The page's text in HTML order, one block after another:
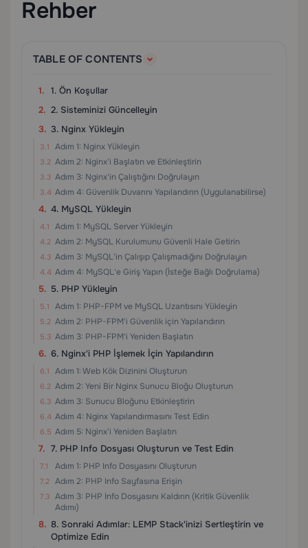
Rehber
TABLE OF CONTENTS
1. Ön Koşullar
2. Sisteminizi Güncelleyin
3. Nginx Yükleyin
Adım 1: Nginx Yükleyin
Adım 2: Nginx'i Başlatın ve Etkinleştirin
Adım 3: Nginx'in Çalıştığını Doğrulayın
Adım 4: Güvenlik Duvarını Yapılandırın (Uygulanabilirse)
4. MySQL Yükleyin
Adım 1: MySQL Server Yükleyin
Adım 2: MySQL Kurulumunu Güvenli Hale Getirin
Adım 3: MySQL'in Çalışıp Çalışmadığını Doğrulayın
Adım 4: MySQL'e Giriş Yapın (İsteğe Bağlı Doğrulama)
5. PHP Yükleyin
Adım 1: PHP-FPM ve MySQL Uzantısını Yükleyin
Adım 2: PHP-FPM'i Güvenlik için Yapılandırın
Adım 3: PHP-FPM'i Yeniden Başlatın
6. Nginx'i PHP İşlemek İçin Yapılandırın
Adım 1: Web Kök Dizinini Oluşturun
Adım 2: Yeni Bir Nginx Sunucu Bloğu Oluşturun
Adım 3: Sunucu Bloğunu Etkinleştirin
Adım 4: Nginx Yapılandırmasını Test Edin
Adım 5: Nginx'i Yeniden Başlatın
7. PHP Info Dosyası Oluşturun ve Test Edin
Adım 1: PHP Info Dosyasını Oluşturun
Adım 2: PHP Info Sayfasına Erişin
Adım 3: PHP Info Dosyasını Kaldırın (Kritik Güvenlik
Adımı)
8. Sonraki Adımlar: LEMP Stack'inizi Sertleştirin ve
Optimize Edin